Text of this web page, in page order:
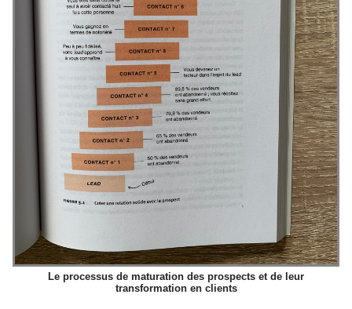
Le processus de maturation des prospects et de leur
transformation en clients